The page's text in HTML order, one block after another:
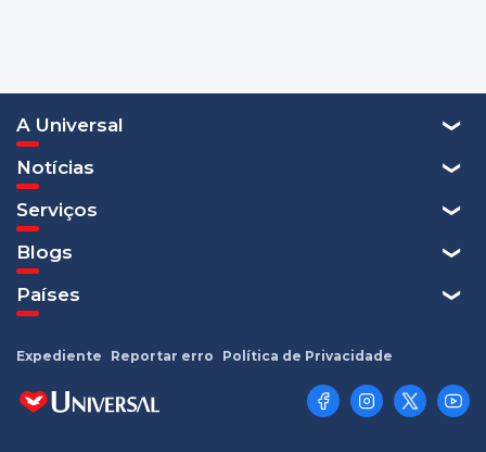
A Universal
Notícias
Serviços
Blogs
Países
Expediente Reportar erro Política de Privacidade